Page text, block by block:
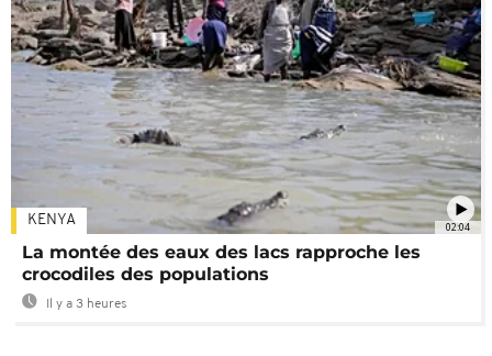
02:04
KENYA
La montée des eaux des lacs rapproche les
crocodiles des populations
Il y a 3 heures